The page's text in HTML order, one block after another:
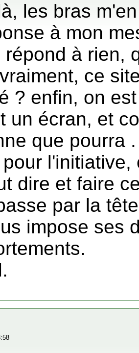
les bras
à mon
répond à rien,
ce
? enfin, on
un écran, et
que pourra .
dire et faire
par la
impose ses